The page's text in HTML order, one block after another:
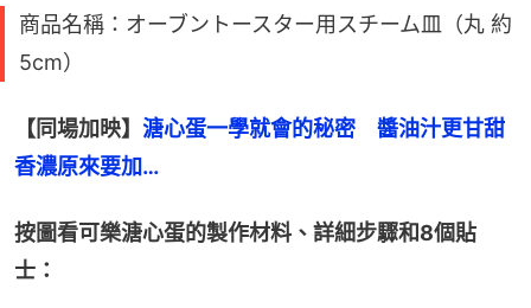
商品名稱：オーブントースター用スチーム皿（丸 約
5cm）
【同場加映】 溏心蛋一學就會的秘密　醬油汁更甘甜
香濃原來要加…
按圖看可樂溏心蛋的製作材料、詳細步驟和8個貼
士：